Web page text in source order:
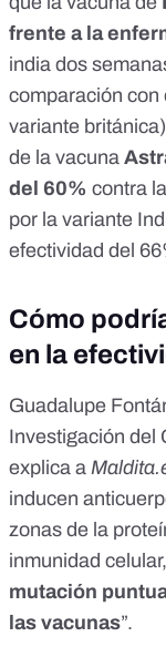
frente a la
india dos
comparación con
variante británica
de la vacuna
del 60% contra
por la variante
efectividad del
Cómo
en la
Guadalupe
Investigación del
explica a
inducen
zonas de la
inmunidad celular,
mutación
las vacunas”.